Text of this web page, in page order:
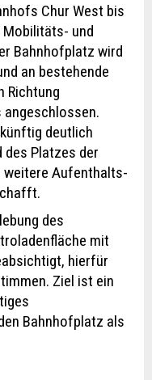
Chur West bis
Mobilitäts- und
Bahnhofplatz wird
an bestehende
Richtung
deutlich
Platzes der
weitere Aufenthalts-
des
mit
hierfür
Ziel ist ein
Bahnhofplatz als